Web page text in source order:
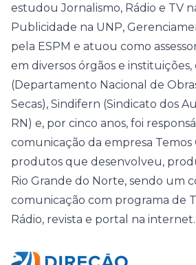
estudou Jornalismo, Rádio e TV
Publicidade na UNP,
pela ESPM e atuou como
em diversos órgãos e
(Departamento Nacional de
Secas), Sindifern (Sindicato dos
RN) e, por cinco anos, foi
comunicação da empresa Temos
produtos que desenvolveu,
Rio Grande do Norte, sendo um
comunicação com programa de
Rádio, revista e portal na internet.